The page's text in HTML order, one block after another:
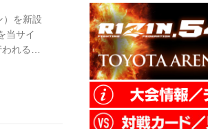
）を新設
当サイ
れる第
ター
会）